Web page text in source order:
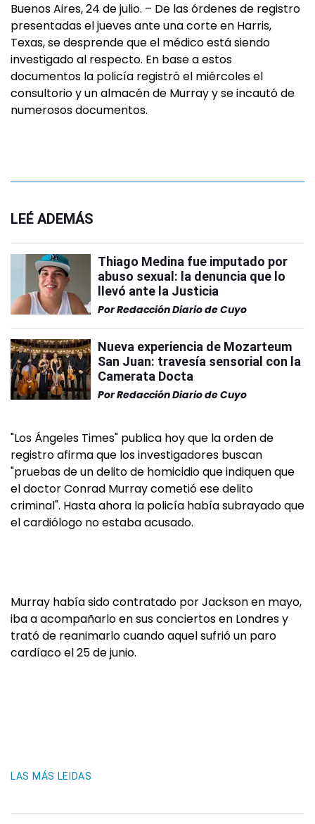
Buenos Aires, 24 de julio. – De las órdenes de registro
presentadas el jueves ante una corte en Harris,
Texas, se desprende que el médico está siendo
investigado al respecto. En base a estos
documentos la policía registró el miércoles el
consultorio y un almacén de Murray y se incautó de
numerosos documentos.
LEÉ ADEMÁS
Thiago Medina fue imputado por
abuso sexual: la denuncia que lo
llevó ante la Justicia
PorRedacción Diario de Cuyo
Nueva experiencia de Mozarteum
San Juan: travesía sensorial con la
Camerata Docta
PorRedacción Diario de Cuyo
"Los Ángeles Times" publica hoy que la orden de
registro afirma que los investigadores buscan
"pruebas de un delito de homicidio que indiquen que
el doctor Conrad Murray cometió ese delito
criminal". Hasta ahora la policía había subrayado que
el cardiólogo no estaba acusado.
Murray había sido contratado por Jackson en mayo,
iba a acompañarlo en sus conciertos en Londres y
trató de reanimarlo cuando aquel sufrió un paro
cardíaco el 25 de junio.
LAS MÁS LEIDAS